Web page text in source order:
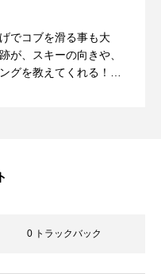
でコブを滑る事も大
が、スキーの向きや、
グを教えてくれる！
0 トラックバック